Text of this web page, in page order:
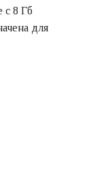
с 8 Гб
для